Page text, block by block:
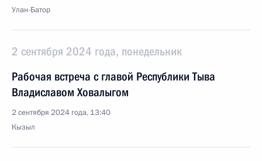
Улан-Батор
2 сентября 2024 года, понедельник
Рабочая встреча с главой Республики Тыва
Владиславом Ховалыгом
2 сентября 2024 года, 13:40
Кызыл